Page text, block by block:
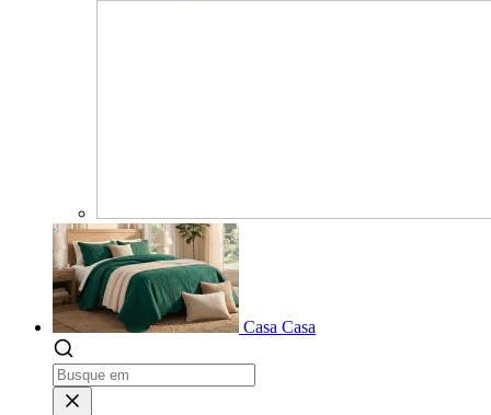
Casa Casa